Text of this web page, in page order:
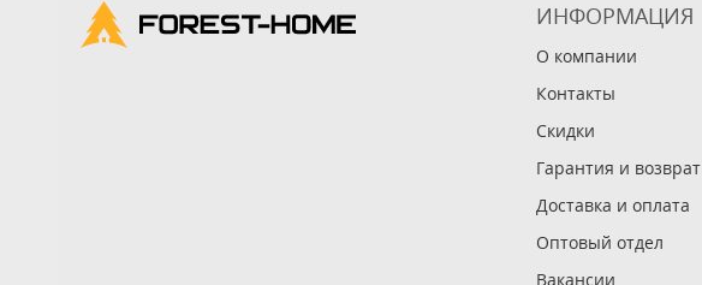
ИНФОРМАЦИЯ
О компании
Контакты
Скидки
Гарантия и возврат
Доставка и оплата
Оптовый отдел
Вакансии